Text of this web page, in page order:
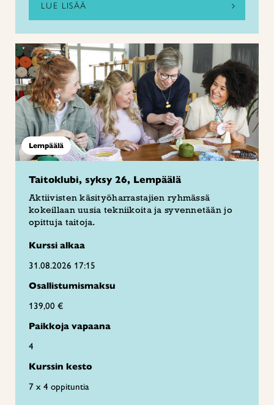
LUE LISÄÄ
Lempäälä
Taitoklubi, syksy 26, Lempäälä
Aktiivisten käsityöharrastajien ryhmässä
kokeillaan uusia tekniikoita ja syvennetään jo
opittuja taitoja.
Kurssi alkaa
31.08.2026 17:15
Osallistumismaksu
139,00 €
Paikkoja vapaana
4
Kurssin kesto
7 x 4 oppituntia